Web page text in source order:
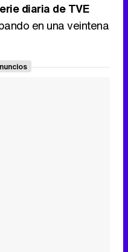
diaria de TVE
en una veintena